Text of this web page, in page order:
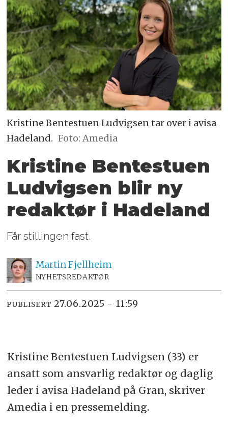
Kristine Bentestuen Ludvigsen tar over i avisa
Hadeland. Foto: Amedia
Kristine Bentestuen
Ludvigsen blir ny
redaktør i Hadeland
Får stillingen fast.
MartinFjellheim
NYHETSREDAKTØR
PUBLISERT 27.06.2025 - 11:59
Kristine Bentestuen Ludvigsen (33) er
ansatt som ansvarlig redaktør og daglig
leder i avisa Hadeland på Gran, skriver
Amedia i en pressemelding.